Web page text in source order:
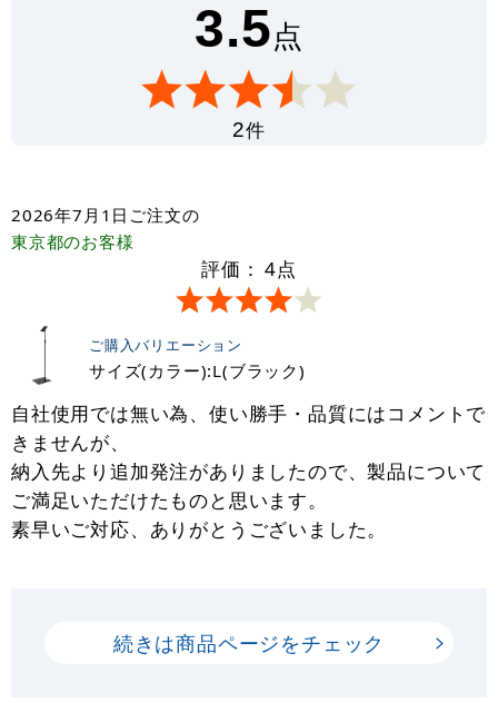
3.5点
2件
2026年7月1日 ご注文の
東京都のお客様
評価： 4点
ご購入バリエーション
サイズ(カラー):L(ブラック)
自社使用では無い為、使い勝手・品質にはコメントで
きませんが、
納入先より追加発注がありましたので、製品について
ご満足いただけたものと思います。
素早いご対応、ありがとうございました。
続きは商品ページをチェック